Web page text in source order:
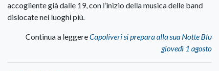
accogliente già dalle 19, con l’inizio della musica delle band
dislocate nei luoghi più.
Continua a leggereCapoliveri si prepara alla sua Notte Blu
giovedì 1 agosto